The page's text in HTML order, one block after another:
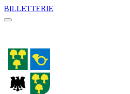
BILLETTERIE
Menu